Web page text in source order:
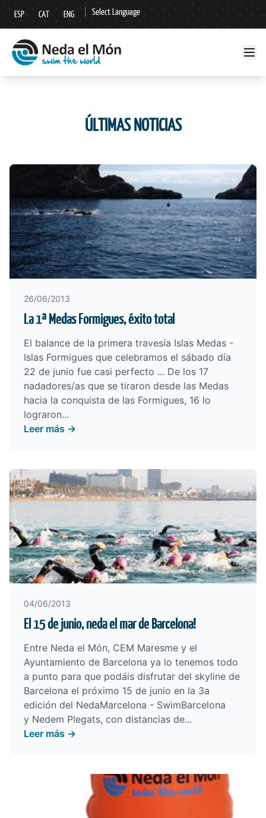
ESP CAT ENG Select Language
▼
ÚLTIMAS NOTICIAS
26/06/2013
La 1ª Medas Formigues, éxito total
El balance de la primera travesía Islas Medas -
Islas Formigues que celebramos el sábado día
22 de junio fue casi perfecto ... De los 17
nadadores/as que se tiraron desde las Medas
hacia la conquista de las Formigues, 16 lo
lograron...
Leer más →
04/06/2013
El 15 de junio, neda el mar de Barcelona!
Entre Neda el Món, CEM Maresme y el
Ayuntamiento de Barcelona ya lo tenemos todo
a punto para que podáis disfrutar del skyline de
Barcelona el próximo 15 de junio en la 3a
edición del NedaMarcelona - SwimBarcelona
y Nedem Plegats, con distancias de...
Leer más →